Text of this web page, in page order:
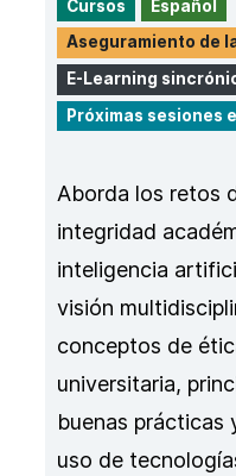
Cursos
Español
Aseguramiento de
E-Learning
Próximas sesiones
Aborda los retos
integridad
inteligencia
visión
conceptos de
universitaria,
buenas prácticas
uso de